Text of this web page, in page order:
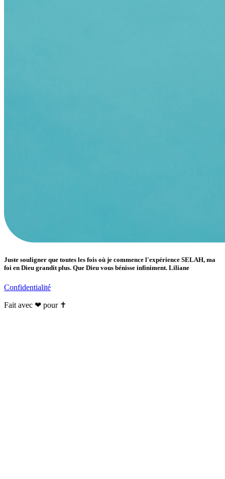
Juste souligner que toutes les fois où je commence l'expérience SELAH, ma
foi en Dieu grandit plus. Que Dieu vous bénisse infiniment. Liliane
Confidentialité
Fait avec ❤ pour ✝️️